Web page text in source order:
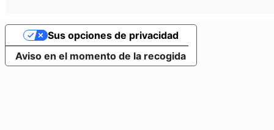
Aviso en el momento de la recogida
Sus opciones de privacidad